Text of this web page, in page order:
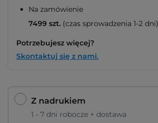
Na zamówienie
7499 szt. (czas sprowadzenia 1-2 dni)
Potrzebujesz więcej?
Skontaktuj się z nami.
Z nadrukiem
1 - 7 dni robocze + dostawa